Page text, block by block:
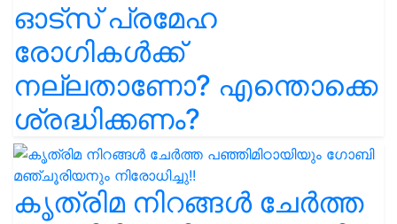
ഓട്സ് പ്രമേഹ
രോഗികൾക്ക്
നല്ലതാണോ? എന്തൊക്കെ
ശ്രദ്ധിക്കണം?
കൃത്രിമ നിറങ്ങൾ ചേർത്ത